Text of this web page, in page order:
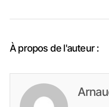
À propos de l'auteur :